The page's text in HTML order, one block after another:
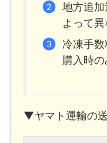
地方追
よって異
冷凍手
購入時の
▼ヤマト運輸の